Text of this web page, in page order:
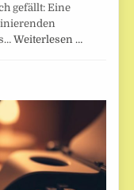
gefällt: Eine
Weiterlesen …